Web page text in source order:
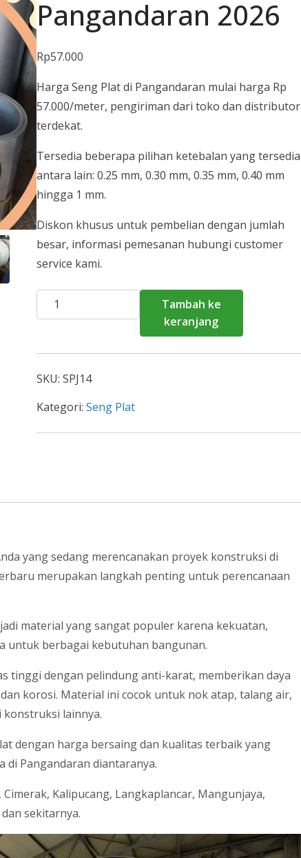
Pangandaran 2026
Rp57.000
Harga Seng Plat di Pangandaran mulai harga Rp
57.000/meter, pengiriman dari toko dan distributor
terdekat.
Tersedia beberapa pilihan ketebalan yang tersedia
antara lain: 0.25 mm, 0.30 mm, 0.35 mm, 0.40 mm
hingga 1 mm.
Diskon khusus untuk pembelian dengan jumlah
besar, informasi pemesanan hubungi customer
service kami.
Kuantitas
Harga
2026
Tambah ke
keranjang
SKU: SPJ14
Kategori: Seng Plat
yang sedang merencanakan proyek konstruksi di
merupakan langkah penting untuk perencanaan
material yang sangat populer karena kekuatan,
untuk berbagai kebutuhan bangunan.
tinggi dengan pelindung anti-karat, memberikan daya
korosi. Material ini cocok untuk nok atap, talang air,
lainnya.
dengan harga bersaing dan kualitas terbaik yang
di Pangandaran diantaranya.
Cimerak, Kalipucang, Langkaplancar, Mangunjaya,
sekitarnya.